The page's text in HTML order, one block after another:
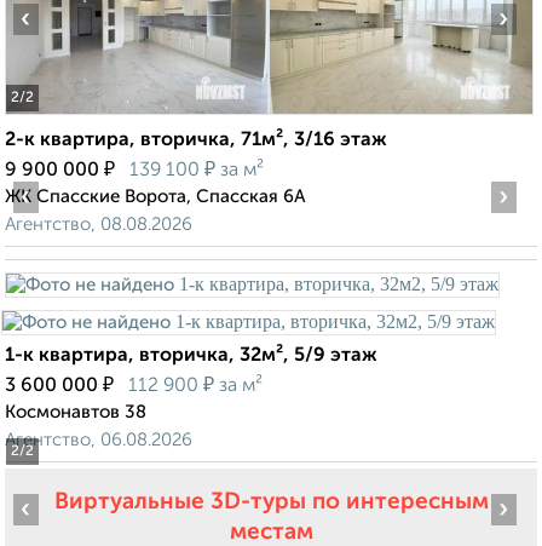
2/2
‹ ›
2-к квартира, вторичка, 71м², 3/16 этаж
9 900 000 ₽ 139 100 ₽ за м²
ЖК Спасские Ворота, Спасская 6А
Агентство, 08.08.2026
2/2
‹ ›
1-к квартира, вторичка, 32м², 5/9 этаж
3 600 000 ₽ 112 900 ₽ за м²
Космонавтов 38
Агентство, 06.08.2026
Виртуальные 3D-туры по интересным
местам
‹ ›